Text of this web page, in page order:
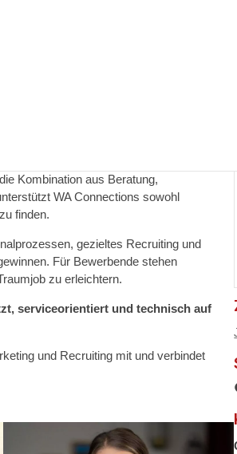
Kombination aus Beratung,
WA Connections sowohl
finden.
gezieltes Recruiting und
Für Bewerbende stehen
zu erleichtern.
serviceorientiert und technisch auf
und Recruiting mit und verbindet